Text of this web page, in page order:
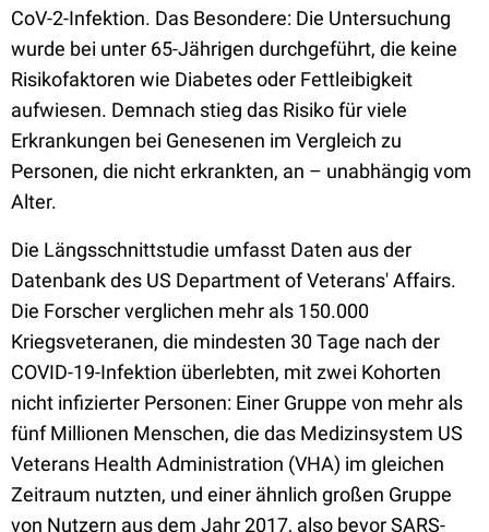
CoV-2-Infektion. Das Besondere: Die Untersuchung
wurde bei unter 65-Jährigen durchgeführt, die keine
Risikofaktoren wie Diabetes oder Fettleibigkeit
aufwiesen. Demnach stieg das Risiko für viele
Erkrankungen bei Genesenen im Vergleich zu
Personen, die nicht erkrankten, an – unabhängig vom
Alter.
Die Längsschnittstudie umfasst Daten aus der
Datenbank des US Department of Veterans' Affairs.
Die Forscher verglichen mehr als 150.000
Kriegsveteranen, die mindesten 30 Tage nach der
COVID-19-Infektion überlebten, mit zwei Kohorten
nicht infizierter Personen: Einer Gruppe von mehr als
fünf Millionen Menschen, die das Medizinsystem US
Veterans Health Administration (VHA) im gleichen
Zeitraum nutzten, und einer ähnlich großen Gruppe
von Nutzern aus dem Jahr 2017, also bevor SARS-